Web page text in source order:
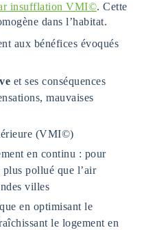
insufflation VMI©. Cette
dans l’habitat.
aux bénéfices évoqués
et ses conséquences
mauvaises
(VMI©)
en continu : pour
pollué que l’air
villes
en optimisant le
le logement en